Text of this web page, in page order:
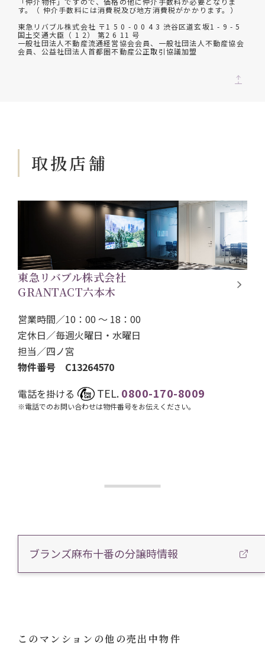
す。（ 仲介手数料には消費税及び地方消費税がかかります。）
東急リバブル株式会社 〒1 5 0 - 0 0 4 3 渋谷区道玄坂1 - 9 - 5
国土交通大臣（ 1 2） 第2 6 11 号
一般社団法人不動産流通経営協会会員、一般社団法人不動産協会
会員、公益社団法人首都圏不動産公正取引協議加盟
取扱店舗
東急リバブル株式会社
GRANTACT六本木
営業時間／10：00 ～ 18：00
定休日／毎週火曜日・水曜日
担当／四ノ宮
物件番号 C13264570
電話を掛ける
TEL.0800-170-8009
※電話でのお問い合わせは物件番号をお伝えください。
ブランズ麻布十番の分譲時情報
このマンションの他の売出中物件